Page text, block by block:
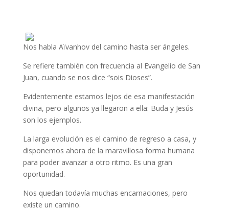
Nos habla Aïvanhov del camino hasta ser ángeles.
Se refiere también con frecuencia al Evangelio de San
Juan, cuando se nos dice “sois Dioses”.
Evidentemente estamos lejos de esa manifestación
divina, pero algunos ya llegaron a ella: Buda y Jesús
son los ejemplos.
La larga evolución es el camino de regreso a casa, y
disponemos ahora de la maravillosa forma humana
para poder avanzar a otro ritmo. Es una gran
oportunidad.
Nos quedan todavía muchas encarnaciones, pero
existe un camino.